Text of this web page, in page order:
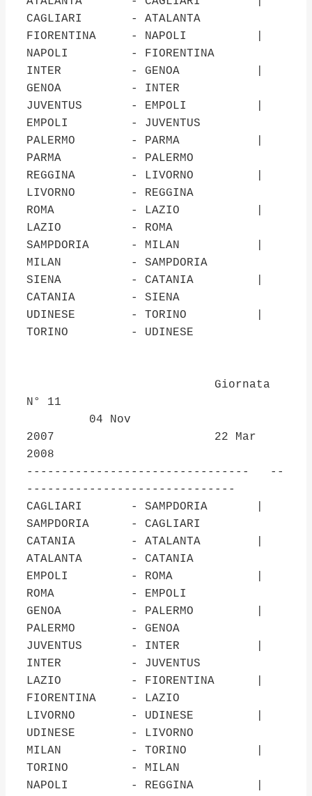
CAGLIARI - ATALANTA
FIORENTINA - NAPOLI |
NAPOLI - FIORENTINA
INTER - GENOA |
GENOA - INTER
JUVENTUS - EMPOLI |
EMPOLI - JUVENTUS
PALERMO - PARMA |
PARMA - PALERMO
REGGINA - LIVORNO |
LIVORNO - REGGINA
ROMA - LAZIO |
LAZIO - ROMA
SAMPDORIA - MILAN |
MILAN - SAMPDORIA
SIENA - CATANIA |
CATANIA - SIENA
UDINESE - TORINO |
TORINO - UDINESE
Giornata
N° 11
04 Nov
2007 22 Mar
2008
-------------------------------- --
------------------------------
CAGLIARI - SAMPDORIA |
SAMPDORIA - CAGLIARI
CATANIA - ATALANTA |
ATALANTA - CATANIA
EMPOLI - ROMA |
ROMA - EMPOLI
GENOA - PALERMO |
PALERMO - GENOA
JUVENTUS - INTER |
INTER - JUVENTUS
LAZIO - FIORENTINA |
FIORENTINA - LAZIO
LIVORNO - UDINESE |
UDINESE - LIVORNO
MILAN - TORINO |
TORINO - MILAN
NAPOLI - REGGINA |